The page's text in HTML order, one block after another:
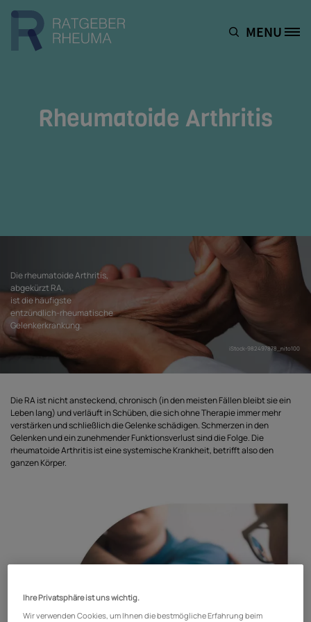
Site Logo MENU
Rheumatoide Arthritis
Die rheumatoide Arthritis,
abgekürzt RA,
ist die häufigste
entzündlich-rheumatische
Gelenkerkrankung.
iStock-982497878_nito100
Die RA ist nicht ansteckend, chronisch (in den meisten Fällen bleibt sie ein
Leben lang) und verläuft in Schüben, die sich ohne Therapie immer mehr
verstärken und schließlich die Gelenke schädigen. Schmerzen in den
Gelenken und ein zunehmender Funktionsverlust sind die Folge. Die
rheumatoide Arthritis ist eine systemische Krankheit, betrifft also den
ganzen Körper.
Ihre Privatsphäre ist uns wichtig.
Wir verwenden Cookies, um Ihnen die bestmögliche Erfahrung beim